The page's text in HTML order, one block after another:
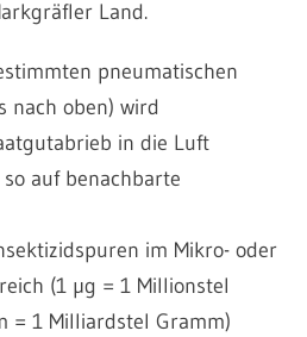
Land.
pneumatischen
nach oben) wird
in die Luft
auf benachbarte
im Mikro- oder
(1 µg = 1 Millionstel
= 1 Milliardstel Gramm)